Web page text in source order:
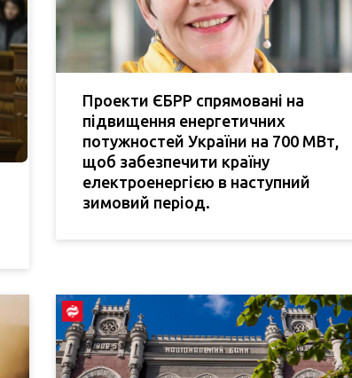
Проекти ЄБРР спрямовані на
підвищення енергетичних
потужностей України на 700 МВт,
щоб забезпечити країну
електроенергією в наступний
зимовий період.